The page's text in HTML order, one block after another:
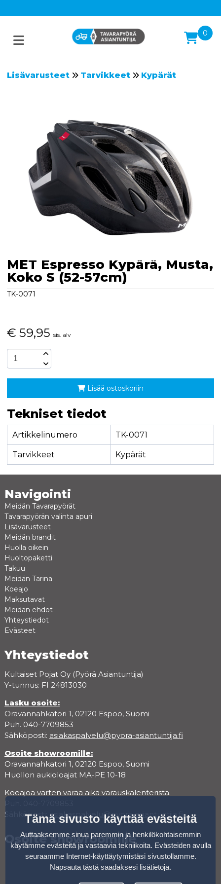
0
Lisävarusteet Tarvikkeet Kypärät
MET Espresso Kypärä, Musta,
Koko S (52-57cm)
TK-0071
€ 59,95 sis. alv
Lisää ostoskoriin
Tekniset tiedot
Artikkelinumero TK-0071
Tarvikkeet Kypärät
Navigointi
Meidän Tavarapyörät
Tavarapyörän valinta apuri
Lisävarusteet
Meidän brandit
Huolla oikein
Huoltopaketti
Takuu
Meidän Tarina
Koeajo
Maksutavat
Meidän ehdot
Yhteystiedot
Evästeet
Yhteystiedot
Kultaiset Pojat Oy (Pyörä Asiantuntija)
Y-tunnus: FI 24813030
Lasku osoite:
Oravannahkatori 1, 02120 Espoo, Suomi
Puh. 040-7709853
Sähköposti: asiakaspalvelu@pyora-asiantuntija.fi
Osoite showroomille:
Oravannahkatori 1, 02120 Espoo, Suomi
Huollon aukioloajat MA-PE 10-18
Koeajoa varten varaa aika varauskalenterista.
Sähköposti: asiakaspalvelu@pyora-asiantuntija.fi
Osoite showroomille
Tämä sivusto käyttää evästeitä
Auttaaksemme sinua paremmin ja henkilökohtaisemmin
käytämme evästeitä ja vastaavia tekniikoita. Evästeiden avulla
seuraamme Internet-käyttäytymistäsi sivustollamme.
Napsauta tästä saadaksesi lisätietoja.